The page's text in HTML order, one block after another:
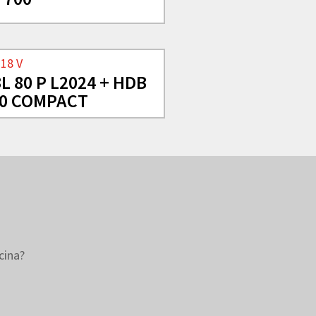
V
80 P L2024 + HDB
COMPACT